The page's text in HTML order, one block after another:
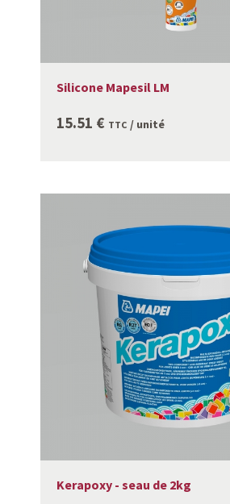
Silicone Mapesil LM
15.51 € TTC / unité
Kerapoxy - seau de 2kg